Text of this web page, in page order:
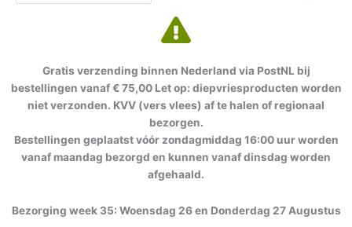
Gratis verzending binnen Nederland via PostNL bij
bestellingen vanaf € 75,00 Let op: diepvriesproducten worden
niet verzonden. KVV (vers vlees) af te halen of regionaal
bezorgen.
Bestellingen geplaatst vóór zondagmiddag 16:00 uur worden
vanaf maandag bezorgd en kunnen vanaf dinsdag worden
afgehaald.
Bezorging week 35: Woensdag 26 en Donderdag 27 Augustus